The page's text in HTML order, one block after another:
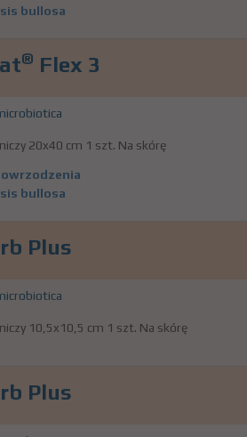
bullosa
® Flex 3
20x40 cm 1 szt. Na skórę
owrzodzenia
bullosa
Plus
10,5x10,5 cm 1 szt. Na skórę
Plus